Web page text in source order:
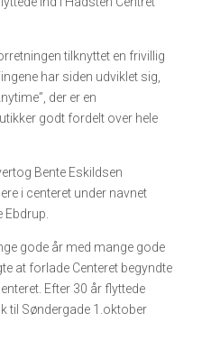
tilknyttet en frivillig
har siden udviklet sig,
der er en
godt fordelt over hele
Bente Eskildsen
i centeret under navnet
Ebdrup.
gode år med mange gode
at forlade Centeret begyndte
Efter 30 år flyttede
til Søndergade 1.oktober